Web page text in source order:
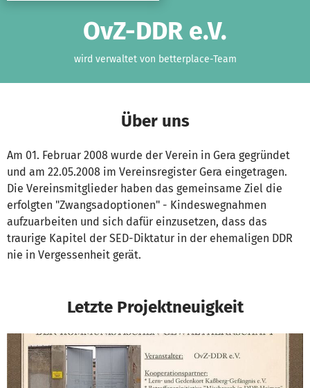
OvZ-DDR e.V.
wird verwaltet von betterplace-Team
Über uns
Am 01. Februar 2008 wurde der Verein in Gera gegründet
und am 22.05.2008 im Vereinsregister Gera eingetragen.
Die Vereinsmitglieder haben das gemeinsame Ziel die
erfolgten "Zwangsadoptionen" - Kindeswegnahmen
aufzuarbeiten und sich dafür einzusetzen, dass das
traurige Kapitel der SED-Diktatur in der ehemaligen DDR
nie in Vergessenheit gerät.
Letzte Projektneuigkeit